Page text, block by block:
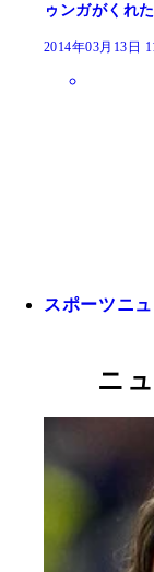
ゥンガがくれ
2014年03月13日
スポーツニ
ニ